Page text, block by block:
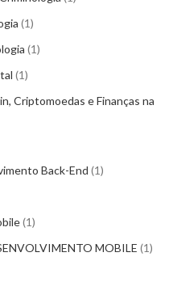
1
1
1
Criptomoedas e Finanças na
Back-End 1
1
MOBILE 1